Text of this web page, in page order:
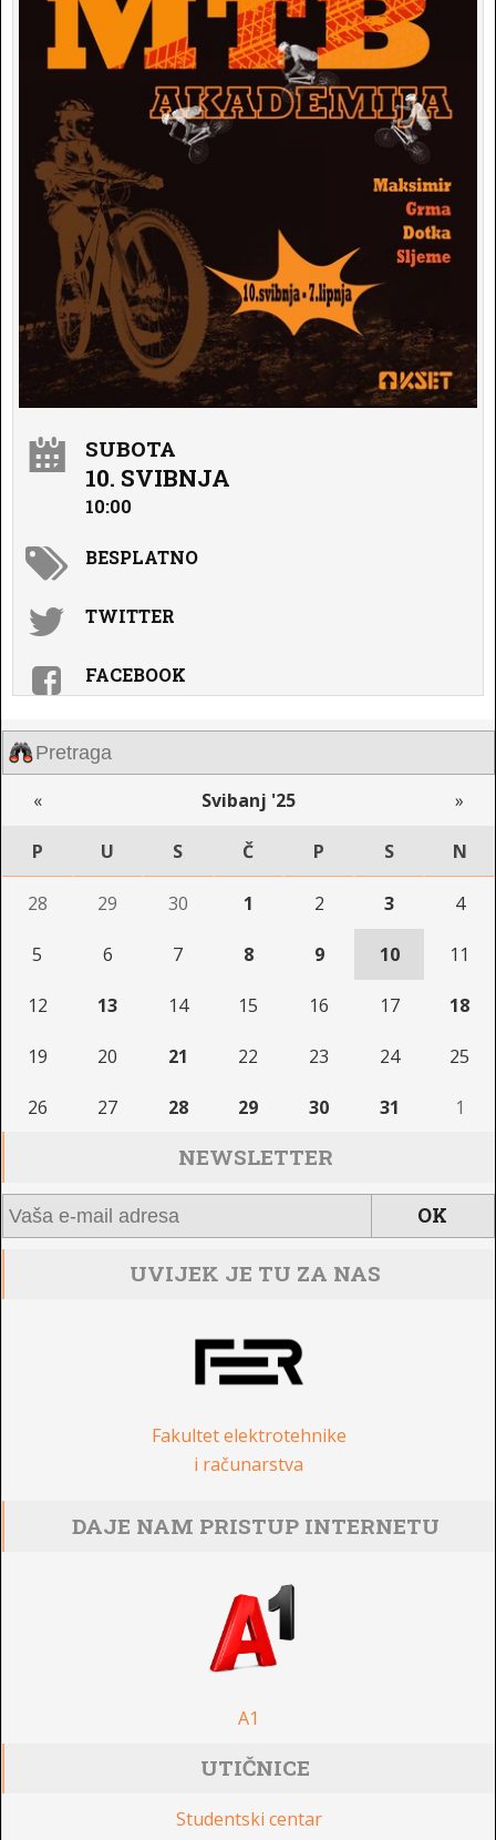
SUBOTA
10. SVIBNJA
10:00
BESPLATNO
TWITTER
FACEBOOK
« Svibanj '25 »
P U S Č P S N
28 29 30 1 2 3 4
5 6 7 8 9 10 11
12 13 14 15 16 17 18
19 20 21 22 23 24 25
26 27 28 29 30 31 1
NEWSLETTER
UVIJEK JE TU ZA NAS
Fakultet elektrotehnike
i računarstva
DAJE NAM PRISTUP INTERNETU
A1
UTIČNICE
Studentski centar